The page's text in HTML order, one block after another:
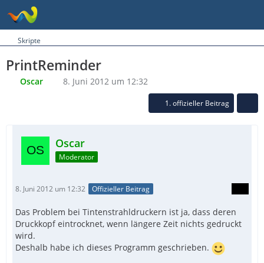
Skripte
PrintReminder
Oscar 8. Juni 2012 um 12:32
1. offizieller Beitrag
Oscar
Moderator
8. Juni 2012 um 12:32 Offizieller Beitrag
Das Problem bei Tintenstrahldruckern ist ja, dass deren
Druckkopf eintrocknet, wenn längere Zeit nichts gedruckt
wird.
Deshalb habe ich dieses Programm geschrieben.